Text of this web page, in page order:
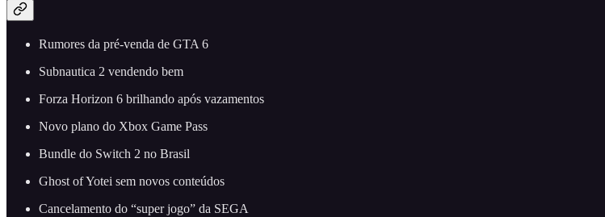
Rumores da pré-venda de GTA 6
Subnautica 2 vendendo bem
Forza Horizon 6 brilhando após vazamentos
Novo plano do Xbox Game Pass
Bundle do Switch 2 no Brasil
Ghost of Yotei sem novos conteúdos
Cancelamento do “super jogo” da SEGA